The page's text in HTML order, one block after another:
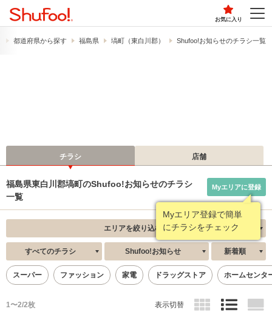
お気に入り
都道府県から探す 福島県 塙町（東白川郡） Shufoo!お知らせのチラシ一覧
チラシ 店舗
福島県東白川郡塙町のShufoo!お知らせのチラシ
一覧
Myエリア登録で簡単
にチラシをチェック
Myエリアに登録
エリアを絞り込む
すべてのチラシ Shufoo!お知らせ 新着順
スーパー ファッション 家電 ドラッグストア ホームセンタ
1〜2/2枚 表示切替